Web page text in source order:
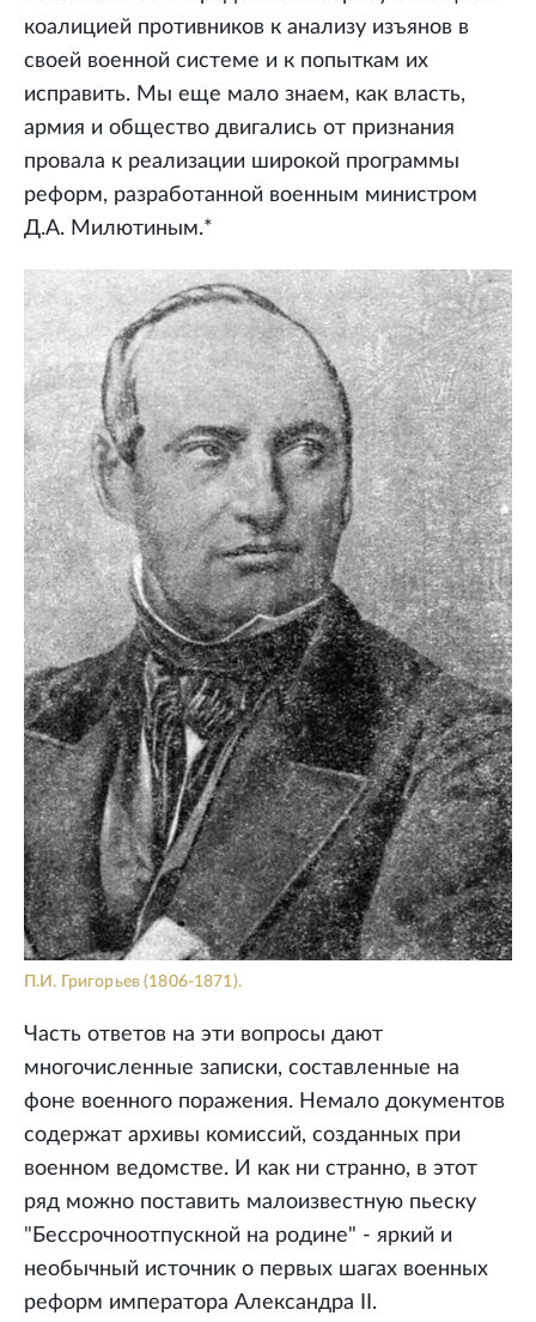
коалицией противников к анализу изъянов в
своей военной системе и к попыткам их
исправить. Мы еще мало знаем, как власть,
армия и общество двигались от признания
провала к реализации широкой программы
реформ, разработанной военным министром
Д.А. Милютиным.*
П.И. Григорьев (1806-1871).
Часть ответов на эти вопросы дают
многочисленные записки, составленные на
фоне военного поражения. Немало документов
содержат архивы комиссий, созданных при
военном ведомстве. И как ни странно, в этот
ряд можно поставить малоизвестную пьеску
"Бессрочноотпускной на родине" - яркий и
необычный источник о первых шагах военных
реформ императора Александра II.